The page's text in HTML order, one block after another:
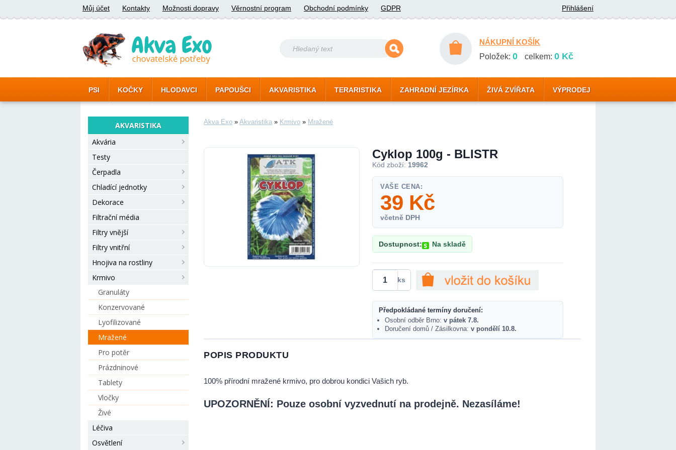
Můj účet Kontakty Možnosti dopravy Věrnostní program Obchodní podmínky GDPR Přihlášení
NÁKUPNÍ KOŠÍK
Položek: 0 celkem: 0 Kč
PSI KOČKY HLODAVCI PAPOUŠCI AKVARISTIKA TERARISTIKA ZAHRADNÍ JEZÍRKA ŽIVÁ ZVÍŘATA VÝPRODEJ
AKVARISTIKA
Akvária
Testy
Čerpadla
Chladící jednotky
Dekorace
Filtrační média
Filtry vnější
Filtry vnitřní
Hnojiva na rostliny
Krmivo
Granuláty
Konzervované
Lyofilizované
Mražené
Pro potěr
Prázdninové
Tablety
Vločky
Živé
Léčiva
Osvětlení
Akva Exo » Akvaristika » Krmivo » Mražené
Cyklop 100g - BLISTR
Kód zboží: 19962
VAŠE CENA:
39 Kč
včetně DPH
Dostupnost: Na skladě
ks
Předpokládané termíny doručení:
Osobní odběr Brno: v pátek 7.8.
Doručení domů / Zásilkovna: v pondělí 10.8.
POPIS PRODUKTU
100% přírodní mražené krmivo, pro dobrou kondici Vašich ryb.
UPOZORNĚNÍ: Pouze osobní vyzvednutí na prodejně. Nezasíláme!